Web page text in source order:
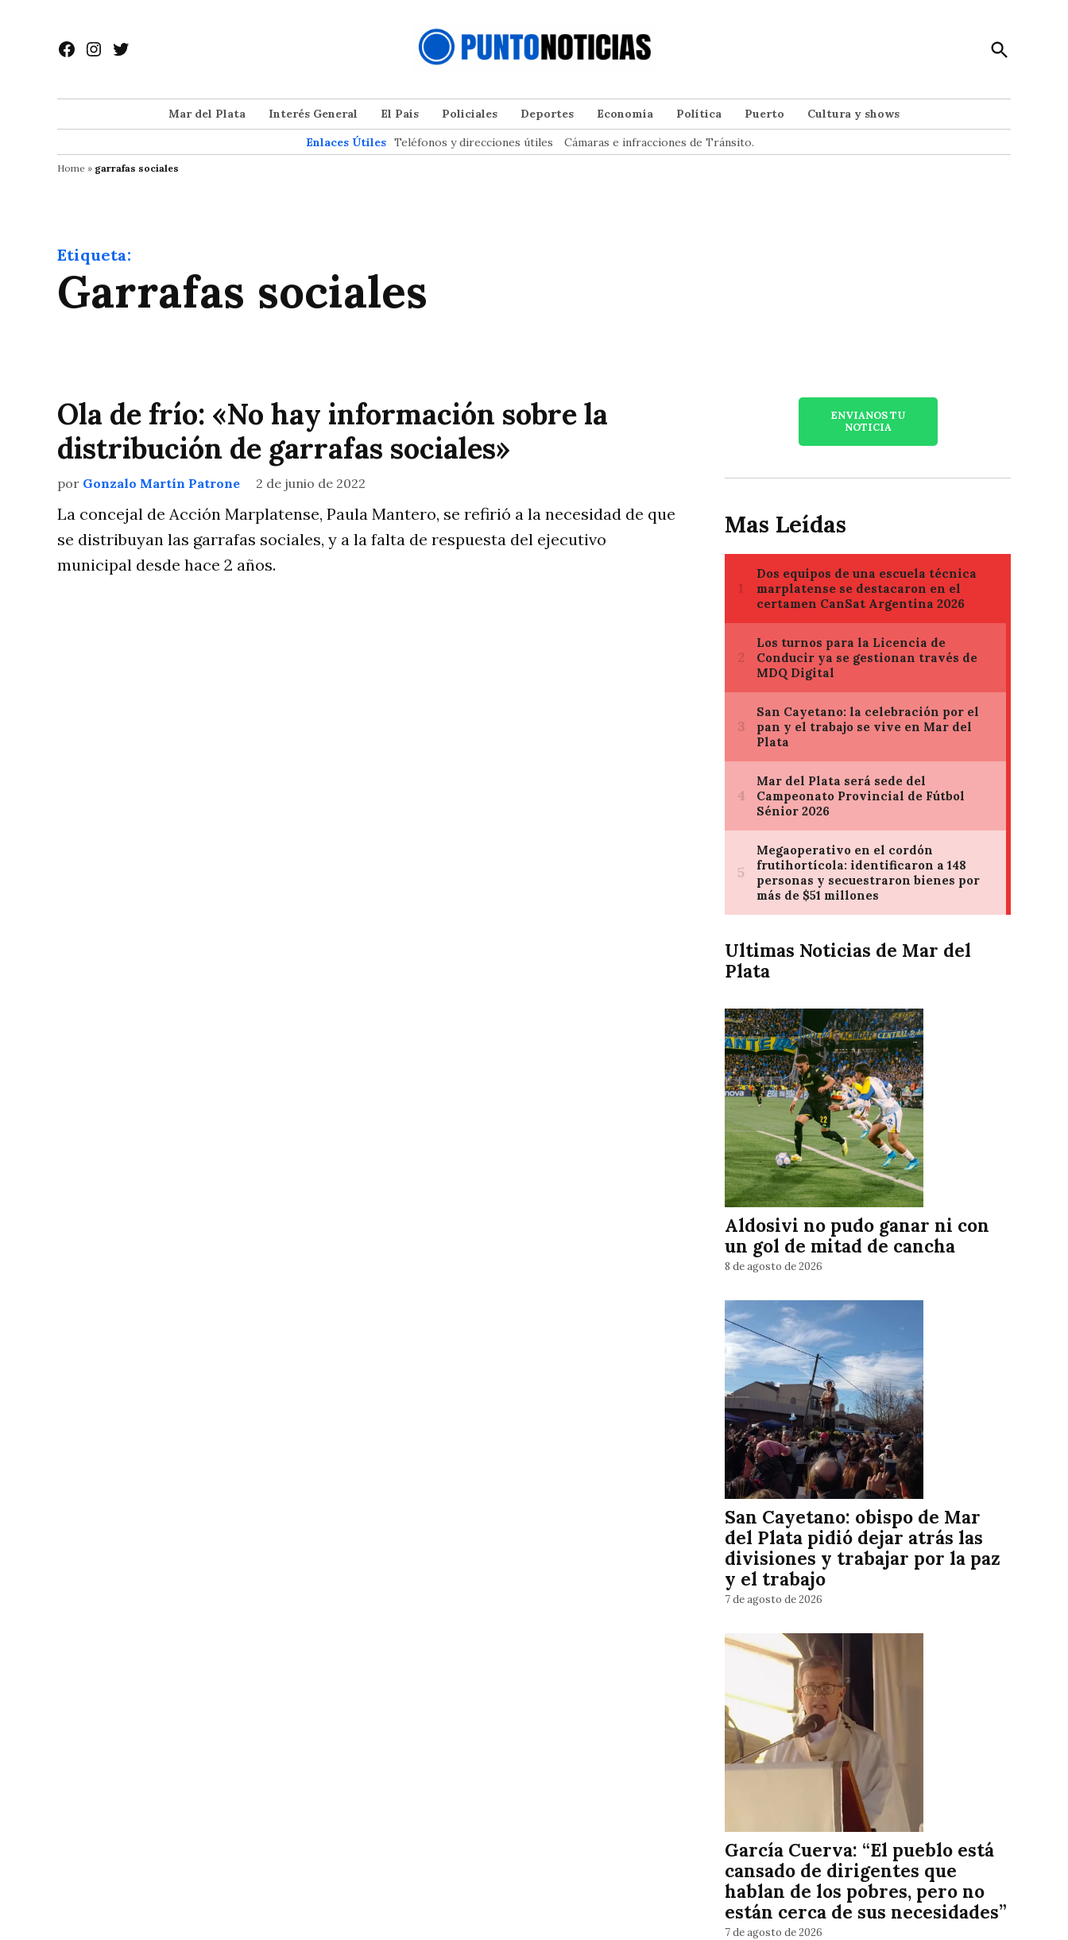
contenido
Facebook
Instagram
Twitter
Open
Search
Mar del Plata Interés General El País Policiales Deportes Economía Política Puerto
Cultura y shows
Enlaces Útiles Teléfonos y direcciones útiles Cámaras e infracciones de Tránsito.
Home » garrafas sociales
Etiqueta:
garrafas sociales
Ola de frío: «No hay información sobre la
distribución de garrafas sociales»
por Gonzalo Martín Patrone 2 de junio de 2022
La concejal de Acción Marplatense, Paula Mantero, se refirió a la necesidad de que
se distribuyan las garrafas sociales, y a la falta de respuesta del ejecutivo
municipal desde hace 2 años.
ENVIANOS TU
NOTICIA
Mas Leídas
Ultimas Noticias de Mar del
Plata
Aldosivi no pudo ganar ni con
un gol de mitad de cancha
8 de agosto de 2026
San Cayetano: obispo de Mar
del Plata pidió dejar atrás las
divisiones y trabajar por la paz
y el trabajo
7 de agosto de 2026
García Cuerva: “El pueblo está
cansado de dirigentes que
hablan de los pobres, pero no
están cerca de sus necesidades”
7 de agosto de 2026